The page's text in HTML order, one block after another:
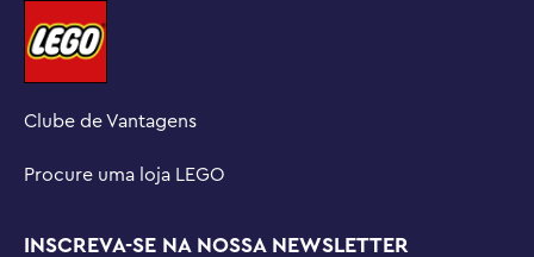
Clube de Vantagens
Procure uma loja LEGO
INSCREVA-SE NA NOSSA NEWSLETTER